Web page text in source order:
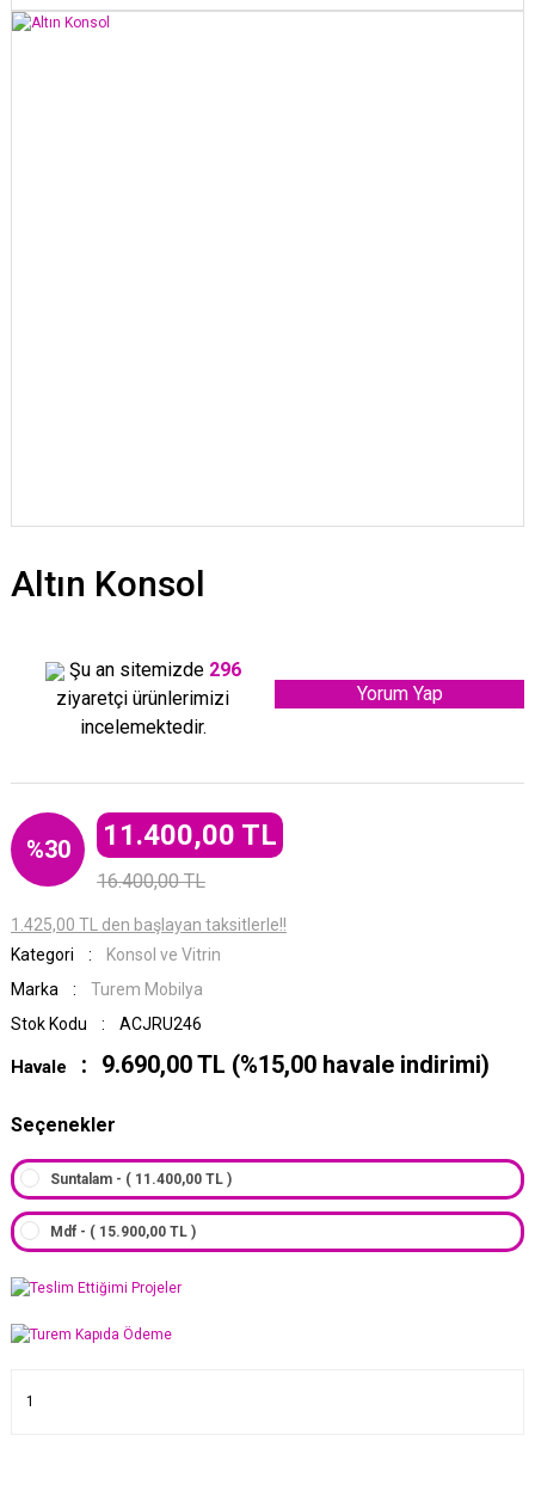
Altın Konsol
Şu an sitemizde 296
ziyaretçi ürünlerimizi
incelemektedir.
Yorum Yap
%30 11.400,00 TL
16.400,00 TL
1.425,00 TL den başlayan taksitlerle!!
Kategori
Konsol ve Vitrin
Marka
Turem Mobilya
Stok Kodu
ACJRU246
Havale 9.690,00 TL (%15,00 havale indirimi)
Seçenekler
Suntalam - ( 11.400,00 TL )
Mdf - ( 15.900,00 TL )